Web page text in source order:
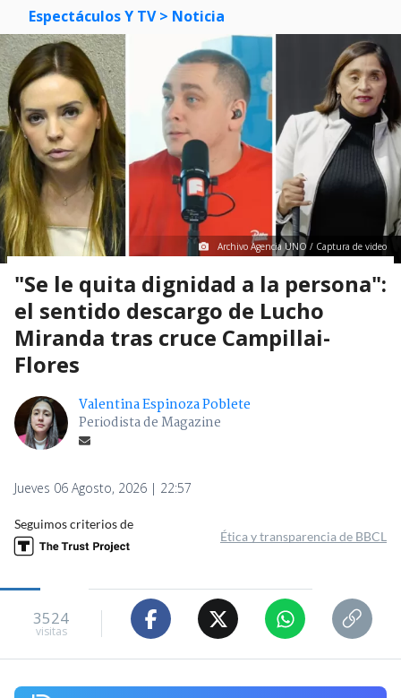
Espectáculos Y TV > Noticia
Archivo Agencia UNO / Captura de video
"Se le quita dignidad a la persona":
el sentido descargo de Lucho
Miranda tras cruce Campillai-
Flores
Valentina Espinoza Poblete
Periodista de Magazine
Jueves 06 Agosto, 2026 | 22:57
Seguimos criterios de
Ética y transparencia de BBCL
3524
visitas